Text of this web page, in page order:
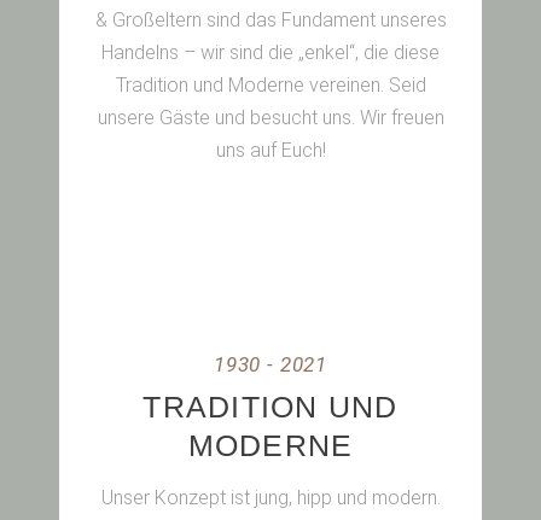
& Großeltern sind das Fundament unseres
Handelns – wir sind die „enkel“, die diese
Tradition und Moderne vereinen. Seid
unsere Gäste und besucht uns. Wir freuen
uns auf Euch!
1930 - 2021
TRADITION UND
MODERNE
Unser Konzept ist jung, hipp und modern.